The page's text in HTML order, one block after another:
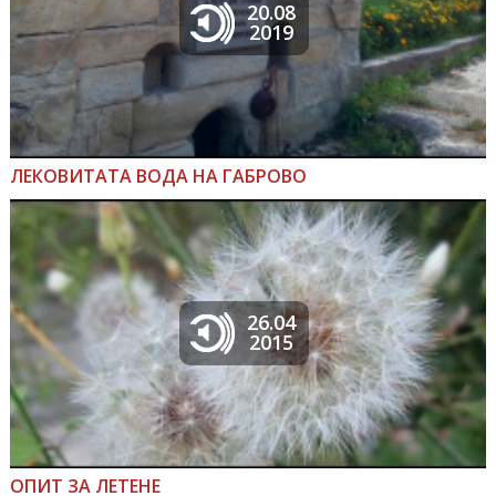
20.08
2019
ЛЕКОВИТАТА ВОДА НА ГАБРОВО
26.04
2015
ОПИТ ЗА ЛЕТЕНЕ